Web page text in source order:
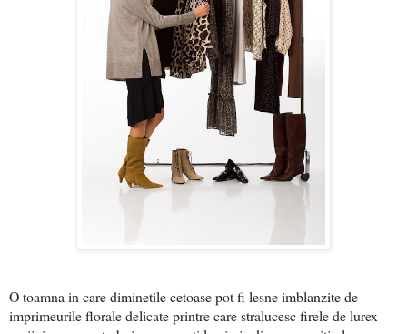
O toamna in care diminetile cetoase pot fi lesne imblanzite de
imprimeurile florale delicate printre care stralucesc firele de lurex